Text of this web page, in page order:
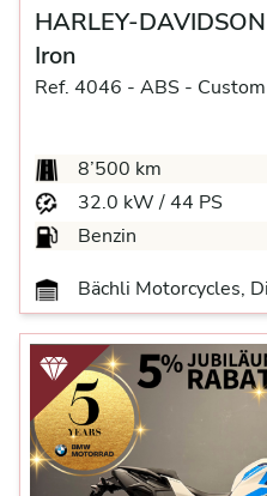
HARLEY-
Iron
Ref. 4046 - ABS -
8’500 km
32.0 kW / 44 PS
Benzin
Bächli Motorcycles,